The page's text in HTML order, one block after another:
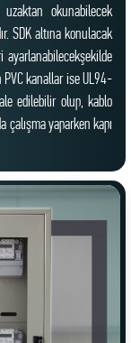
okunabilecek
SDK altına konulacak
PVC kanallar ise UL94-
edilebilir olup, kablo
çalışma yaparken kapı